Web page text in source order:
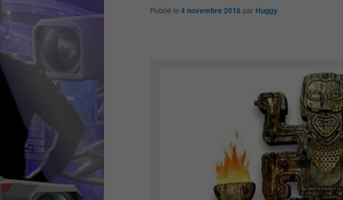
Publié le 4 novembre 2016 par Huggy